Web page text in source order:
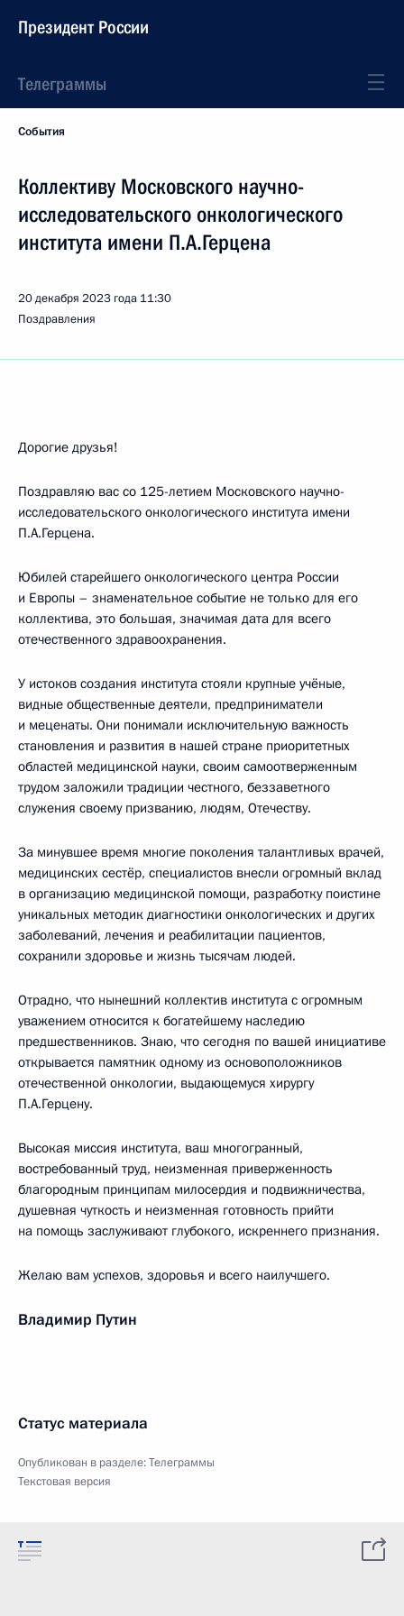
Президент России
Телеграммы
События
Коллективу Московского научно-
исследовательского онкологического
института имени П.А.Герцена
20 декабря 2023 года 11:30
Поздравления
Дорогие друзья!
Поздравляю вас со 125-летием Московского научно-
исследовательского онкологического института имени
П.А.Герцена.
Юбилей старейшего онкологического центра России
и Европы – знаменательное событие не только для его
коллектива, это большая, значимая дата для всего
отечественного здравоохранения.
У истоков создания института стояли крупные учёные,
видные общественные деятели, предприниматели
и меценаты. Они понимали исключительную важность
становления и развития в нашей стране приоритетных
областей медицинской науки, своим самоотверженным
трудом заложили традиции честного, беззаветного
служения своему призванию, людям, Отечеству.
За минувшее время многие поколения талантливых врачей,
медицинских сестёр, специалистов внесли огромный вклад
в организацию медицинской помощи, разработку поистине
уникальных методик диагностики онкологических и других
заболеваний, лечения и реабилитации пациентов,
сохранили здоровье и жизнь тысячам людей.
Отрадно, что нынешний коллектив института с огромным
уважением относится к богатейшему наследию
предшественников. Знаю, что сегодня по вашей инициативе
открывается памятник одному из основоположников
отечественной онкологии, выдающемуся хирургу
П.А.Герцену.
Высокая миссия института, ваш многогранный,
востребованный труд, неизменная приверженность
благородным принципам милосердия и подвижничества,
душевная чуткость и неизменная готовность прийти
на помощь заслуживают глубокого, искреннего признания.
Желаю вам успехов, здоровья и всего наилучшего.
Владимир Путин
Статус материала
Опубликован в разделе:Телеграммы
Текстовая версия